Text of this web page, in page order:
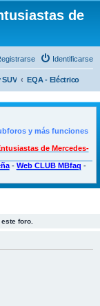
de
Identificarse
EQA - Eléctrico
y más funciones
de Mercedes-
- Web CLUB MBfaq -
foro.